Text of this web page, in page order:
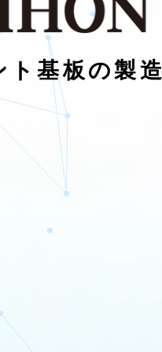
ト基板の製造